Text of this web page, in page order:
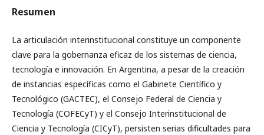
Resumen
La articulación interinstitucional constituye un componente
clave para la gobernanza eficaz de los sistemas de ciencia,
tecnología e innovación. En Argentina, a pesar de la creación
de instancias específicas como el Gabinete Científico y
Tecnológico (GACTEC), el Consejo Federal de Ciencia y
Tecnología (COFECyT) y el Consejo Interinstitucional de
Ciencia y Tecnología (CICyT), persisten serias dificultades para